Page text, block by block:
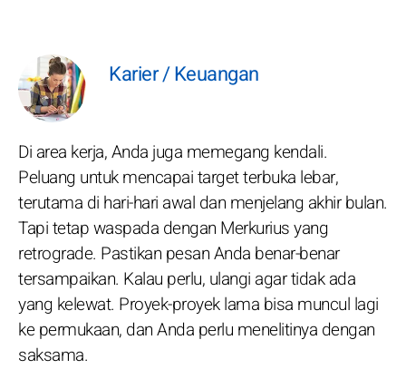
Karier / Keuangan
Di area kerja, Anda juga memegang kendali.
Peluang untuk mencapai target terbuka lebar,
terutama di hari-hari awal dan menjelang akhir bulan.
Tapi tetap waspada dengan Merkurius yang
retrograde. Pastikan pesan Anda benar-benar
tersampaikan. Kalau perlu, ulangi agar tidak ada
yang kelewat. Proyek-proyek lama bisa muncul lagi
ke permukaan, dan Anda perlu menelitinya dengan
saksama.